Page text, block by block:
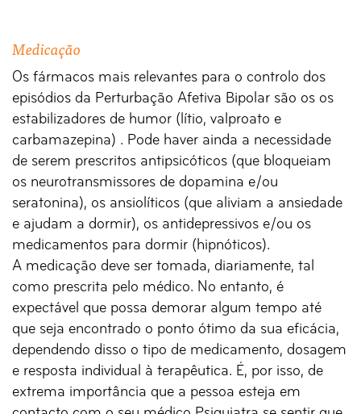
Medicação
Os fármacos mais relevantes para o controlo dos
episódios da Perturbação Afetiva Bipolar são os os
estabilizadores de humor (lítio, valproato e
carbamazepina) . Pode haver ainda a necessidade
de serem prescritos antipsicóticos (que bloqueiam
os neurotransmissores de dopamina e/ou
seratonina), os ansiolíticos (que aliviam a ansiedade
e ajudam a dormir), os antidepressivos e/ou os
medicamentos para dormir (hipnóticos).
A medicação deve ser tomada, diariamente, tal
como prescrita pelo médico. No entanto, é
expectável que possa demorar algum tempo até
que seja encontrado o ponto ótimo da sua eficácia,
dependendo disso o tipo de medicamento, dosagem
e resposta individual à terapêutica. É, por isso, de
extrema importância que a pessoa esteja em